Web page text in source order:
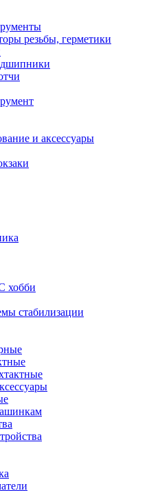
резьбы, герметики
и аксессуары
хобби
стабилизации